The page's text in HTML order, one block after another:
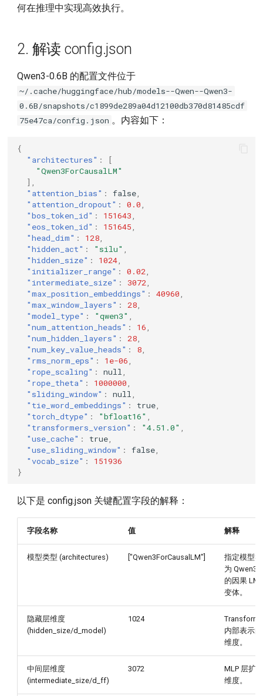
何在推理中实现高效执行。
2. 解读 config.json
Qwen3-0.6B 的配置文件位于
~/.cache/huggingface/hub/models--Qwen--Qwen3-
0.6B/snapshots/c1899de289a04d12100db370d81485cdf
75e47ca/config.json 。内容如下：
{
"architectures" :
[
"Qwen3ForCausalLM"
],
"attention_bias" : false,
"attention_dropout" : 0.0,
"bos_token_id" : 151643,
"eos_token_id" : 151645,
"head_dim" : 128,
"hidden_act" : "silu" ,
"hidden_size" : 1024,
"initializer_range" : 0.02,
"intermediate_size" : 3072,
"max_position_embeddings" : 40960,
"max_window_layers" : 28,
"model_type" : "qwen3" ,
"num_attention_heads" : 16,
"num_hidden_layers" : 28,
"num_key_value_heads" : 8,
"rms_norm_eps" : 1e-06,
"rope_scaling" : null,
"rope_theta" : 1000000,
"sliding_window" : null,
"tie_word_embeddings" : true,
"torch_dtype" : "bfloat16" ,
"transformers_version" : "4.51.0" ,
"use_cache" : true,
"use_sliding_window" : false,
"vocab_size" :
151936
}
以下是 config.json 关键配置字段的解释：
字段名称 值 解释
模型类型 (architectures) ["Qwen3ForCausalLM"]
指定模型类
为 Qwen3
的因果 LM
变体。
隐藏层维度
(hidden_size/d_model)
1024
内部表示的
维度。
中间层维度
(intermediate_size/d_ff)
3072
MLP 层扩
维度。